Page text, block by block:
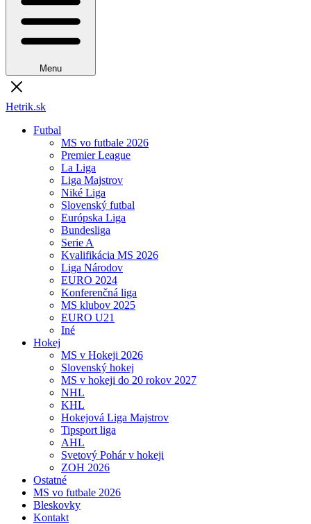
Menu
Hetrik.sk
Futbal
MS vo futbale 2026
Premier League
La Liga
Liga Majstrov
Niké Liga
Slovenský futbal
Európska Liga
Bundesliga
Serie A
Kvalifikácia MS 2026
Liga Národov
EURO 2024
Konferenčná liga
MS klubov 2025
EURO U21
Iné
Hokej
MS v Hokeji 2026
Slovenský hokej
MS v hokeji do 20 rokov 2027
NHL
KHL
Hokejová Liga Majstrov
Tipsport liga
AHL
Svetový Pohár v hokeji
ZOH 2026
Ostatné
MS vo futbale 2026
Bleskovky
Kontakt